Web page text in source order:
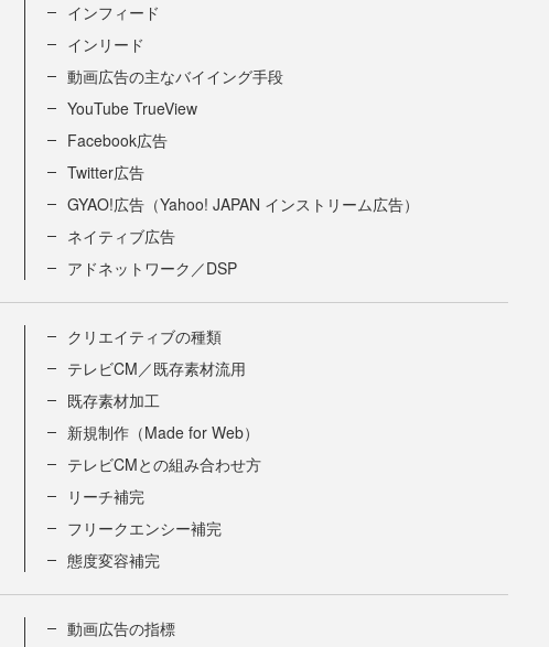
インフィード
インリード
動画広告の主なバイイング手段
YouTube TrueView
Facebook広告
Twitter広告
GYAO!広告（Yahoo! JAPAN インストリーム広告）
ネイティブ広告
アドネットワーク／DSP
クリエイティブの種類
テレビCM／既存素材流用
既存素材加工
新規制作（Made for Web）
テレビCMとの組み合わせ方
リーチ補完
フリークエンシー補完
態度変容補完
動画広告の指標